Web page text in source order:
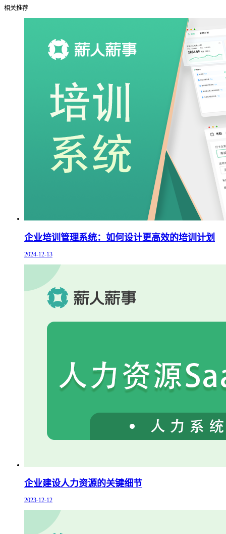
相关推荐
企业培训管理系统：如何设计更高效的培训计划
2024-12-13
企业建设人力资源的关键细节
2023-12-12